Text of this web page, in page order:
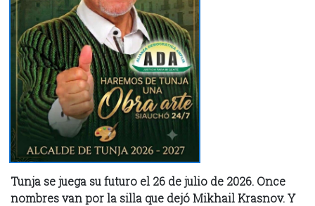
Tunja se juega su futuro el 26 de julio de 2026. Once
nombres van por la silla que dejó Mikhail Krasnov. Y